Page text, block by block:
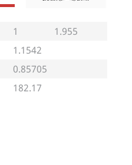
1
1.955
1.1542
0.85705
182.17